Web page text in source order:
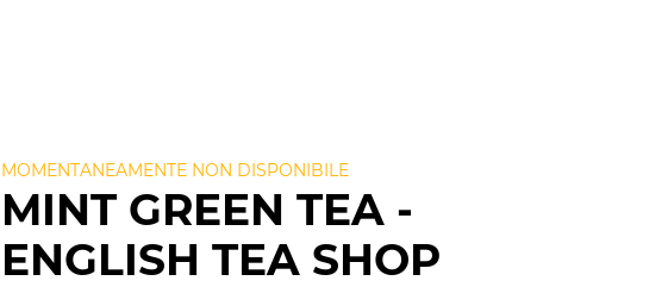
MOMENTANEAMENTE NON DISPONIBILE
MINT GREEN TEA -
ENGLISH TEA SHOP